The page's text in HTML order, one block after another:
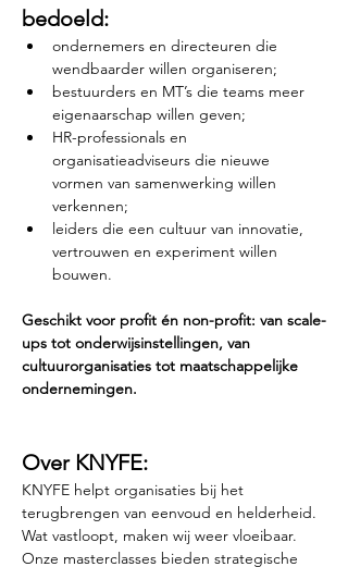
bedoeld:
ondernemers en directeuren die
wendbaarder willen organiseren;
bestuurders en MT’s die teams meer
eigenaarschap willen geven;
HR-professionals en
organisatieadviseurs die nieuwe
vormen van samenwerking willen
verkennen;
leiders die een cultuur van innovatie,
vertrouwen en experiment willen
bouwen.
Geschikt voor profit én non-profit: van scale-
ups tot onderwijsinstellingen, van
cultuurorganisaties tot maatschappelijke
ondernemingen.
Over KNYFE:
KNYFE helpt organisaties bij het
terugbrengen van eenvoud en helderheid.
Wat vastloopt, maken wij weer vloeibaar.
Onze masterclasses bieden strategische